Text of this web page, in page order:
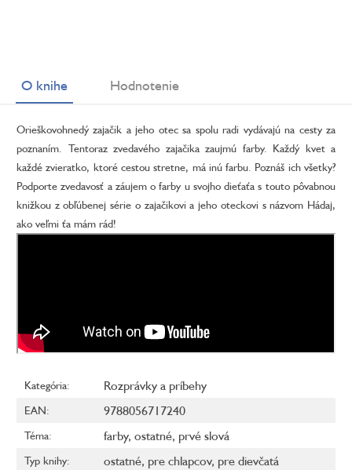
O knihe Hodnotenie
Orieškovohnedý zajačik a jeho otec sa spolu radi vydávajú na cesty za
poznaním. Tentoraz zvedavého zajačika zaujmú farby. Každý kvet a
každé zvieratko, ktoré cestou stretne, má inú farbu. Poznáš ich všetky?
Podporte zvedavosť a záujem o farby u svojho dieťaťa s touto pôvabnou
knižkou z obľúbenej série o zajačikovi a jeho oteckovi s názvom Hádaj,
ako veľmi ťa mám rád!
Kategória: Rozprávky a príbehy
EAN: 9788056717240
Téma: farby, ostatné, prvé slová
Typ knihy: ostatné, pre chlapcov, pre dievčatá